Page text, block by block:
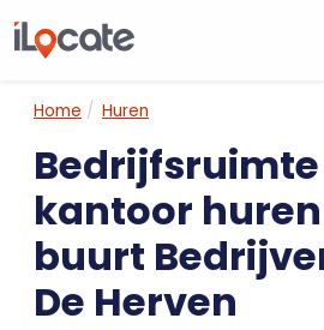
Home Huren
kantoor
buurt
De Herven